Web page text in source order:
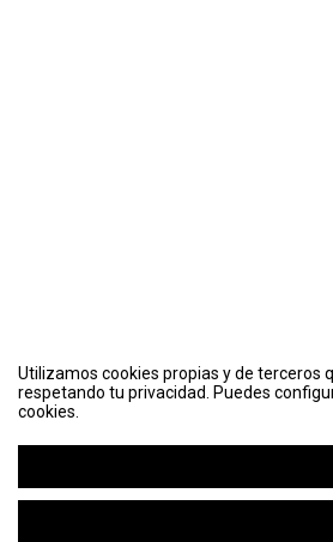
Utilizamos cookies propias y de terceros
respetando tu privacidad. Puedes
cookies.